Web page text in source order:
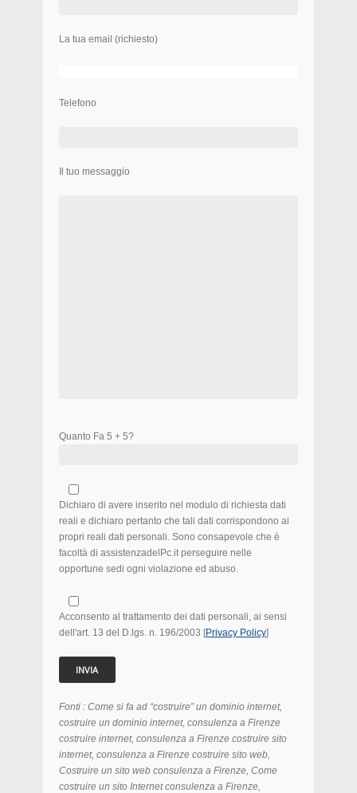
La tua email (richiesto)
Telefono
Il tuo messaggio
Quanto Fa 5 + 5?
Dichiaro di avere inserito nel modulo di richiesta dati
reali e dichiaro pertanto che tali dati corrispondono ai
propri reali dati personali. Sono consapevole che è
facoltà di assistenzadelPc.it perseguire nelle
opportune sedi ogni violazione ed abuso.
Acconsento al trattamento dei dati personali, ai sensi
dell'art. 13 del D.lgs. n. 196/2003 [Privacy Policy]
Fonti : Come si fa ad “costruire” un dominio internet,
costruire un dominio internet, consulenza a Firenze
costruire internet, consulenza a Firenze costruire sito
internet, consulenza a Firenze costruire sito web,
Costruire un sito web consulenza a Firenze, Come
costruire un sito Internet consulenza a Firenze,